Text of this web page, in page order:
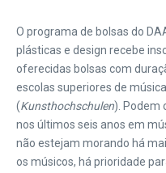
O programa de bolsas do
plásticas e design recebe
oferecidas bolsas com
escolas superiores de
(Kunsthochschulen). Podem
nos últimos seis anos em
não estejam morando há
os músicos, há prioridade